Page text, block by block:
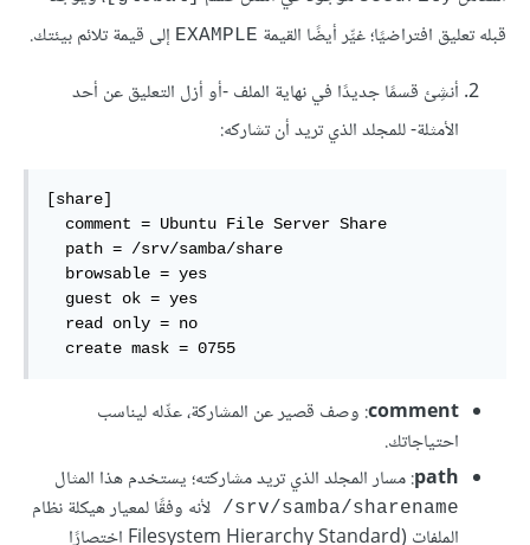
قبله تعليق افتراضيًا؛ غيِّر أيضًا القيمة EXAMPLE إلى قيمة تلائم بيئتك.
أنشِئ قسمًا جديدًا في نهاية الملف -أو أزل التعليق عن أحد
الأمثلة- للمجلد الذي تريد أن تشاركه:
[share]
  create mask = 0755
comment: وصف قصير عن المشاركة، عدِّله ليناسب
احتياجاتك.
path: مسار المجلد الذي تريد مشاركته؛ يستخدم هذا المثال
‎/srv/samba/sharename
لأنه وفقًا لمعيار هيكلة نظام
الملفات (Filesystem Hierarchy Standard اختصارًا